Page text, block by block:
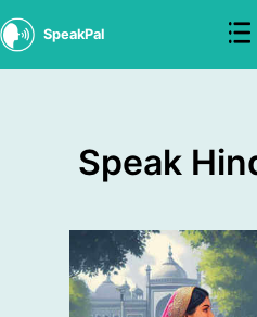
SpeakPal
Speak